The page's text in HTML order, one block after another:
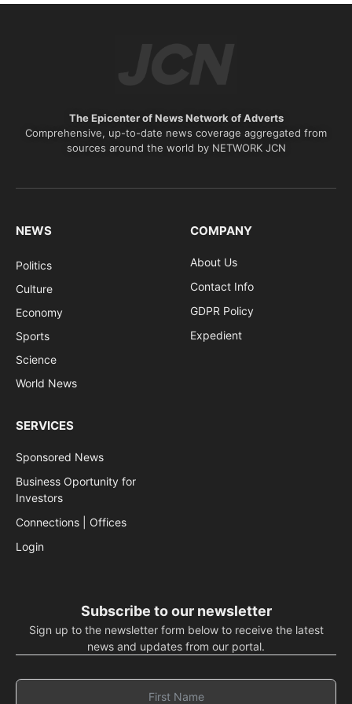
The Epicenter of News Network of Adverts
Comprehensive, up-to-date news coverage aggregated from
sources around the world by NETWORK JCN
NEWS
Politics
Culture
Economy
Sports
Science
World News
COMPANY
About Us
Contact Info
GDPR Policy
Expedient
SERVICES
Sponsored News
Business Oportunity for
Investors
Connections | Offices
Login
Subscribe to our newsletter
Sign up to the newsletter form below to receive the latest
news and updates from our portal.